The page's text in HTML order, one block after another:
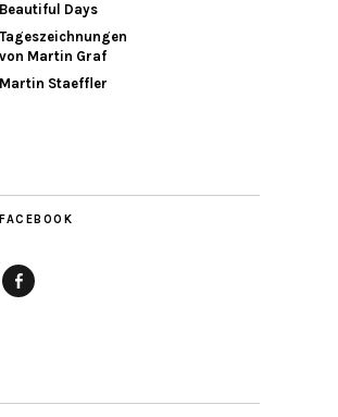
Beautiful Days
Tageszeichnungen
von Martin Graf
Martin Staeffler
FACEBOOK